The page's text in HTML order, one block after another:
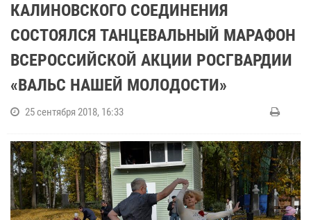
КАЛИНОВСКОГО СОЕДИНЕНИЯ
СОСТОЯЛСЯ ТАНЦЕВАЛЬНЫЙ МАРАФОН
ВСЕРОССИЙСКОЙ АКЦИИ РОСГВАРДИИ
«ВАЛЬС НАШЕЙ МОЛОДОСТИ»
25 сентября 2018, 16:33